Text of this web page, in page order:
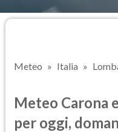
Meteo Italia
Meteo Carona
per oggi,